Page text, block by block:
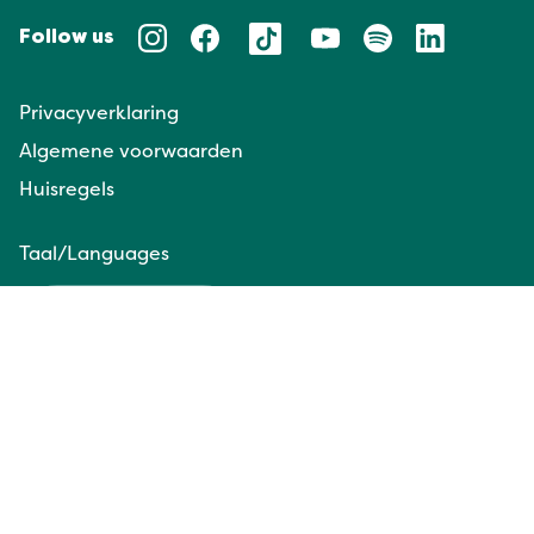
Follow us
Privacyverklaring
Algemene voorwaarden
Huisregels
Taal/Languages